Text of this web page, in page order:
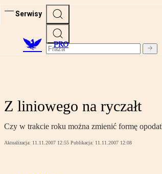
Serwisy
PRO
Z liniowego na ryczałt
Czy w trakcie roku można zmienić formę
Aktualizacja: 11.11.2007 12:55 Publikacja: 11.11.2007 12:08